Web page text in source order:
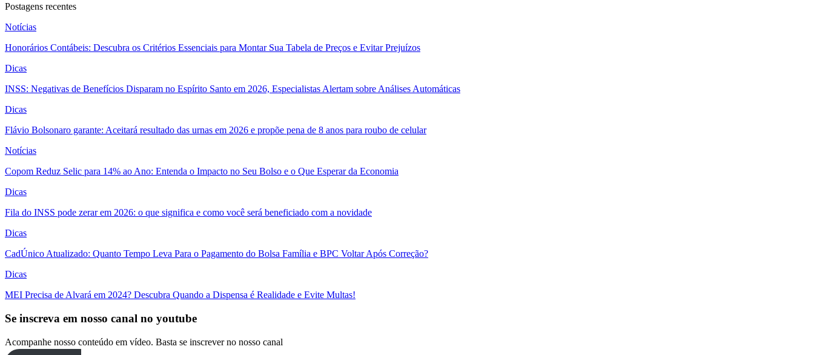
Postagens recentes
Notícias
Honorários Contábeis: Descubra os Critérios Essenciais para Montar Sua Tabela de Preços e Evitar Prejuízos
Dicas
INSS: Negativas de Benefícios Disparam no Espírito Santo em 2026, Especialistas Alertam sobre Análises Automáticas
Dicas
Flávio Bolsonaro garante: Aceitará resultado das urnas em 2026 e propõe pena de 8 anos para roubo de celular
Notícias
Copom Reduz Selic para 14% ao Ano: Entenda o Impacto no Seu Bolso e o Que Esperar da Economia
Dicas
Fila do INSS pode zerar em 2026: o que significa e como você será beneficiado com a novidade
Dicas
CadÚnico Atualizado: Quanto Tempo Leva Para o Pagamento do Bolsa Família e BPC Voltar Após Correção?
Dicas
MEI Precisa de Alvará em 2024? Descubra Quando a Dispensa é Realidade e Evite Multas!
Se inscreva em nosso canal no youtube
Acompanhe nosso conteúdo em vídeo. Basta se inscrever no nosso canal